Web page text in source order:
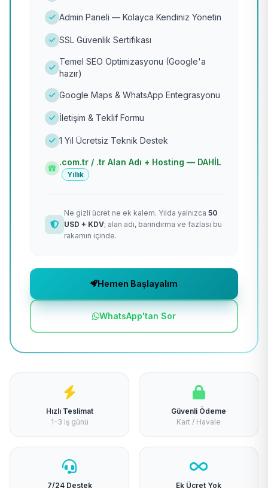
Admin Paneli — Kolayca Kendiniz Yönetin
SSL Güvenlik Sertifikası
Temel SEO Optimizasyonu (Google'a
hazır)
Google Maps & WhatsApp Entegrasyonu
İletişim & Teklif Formu
1 Yıl Ücretsiz Teknik Destek
.com.tr / .tr Alan Adı + Hosting — DAHİL
Yıllık
Ne gizli ücret ne ek kalem. Yılda yalnızca 50
USD + KDV; alan adı, barındırma ve fazlası bu
rakamın içinde.
Hemen Başlayalım
WhatsApp'tan Sor
Hızlı Teslimat
1-3 iş günü
Güvenli Ödeme
Kart / Havale
7/24 Destek
Ek Ücret Yok